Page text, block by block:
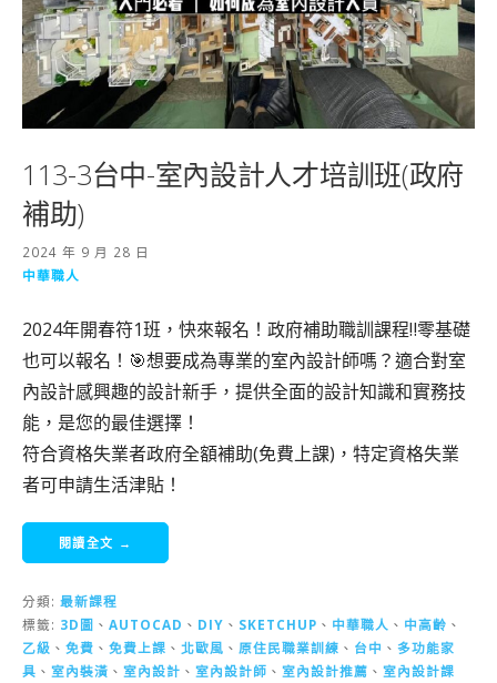
113-3台中-室內設計人才培訓班(政府
補助)
2024 年 9 月 28 日
中華職人
2024年開春符1班，快來報名！政府補助職訓課程‼️零基礎
也可以報名！🎯想要成為專業的室內設計師嗎？適合對室
內設計感興趣的設計新手，提供全面的設計知識和實務技
能，是您的最佳選擇！
符合資格失業者政府全額補助(免費上課)，特定資格失業
者可申請生活津貼！
閱讀全文 →
分類: 最新課程
標籤: 3D圖 、 AUTOCAD 、 DIY 、 SKETCHUP 、 中華職人 、 中高齡 、
乙級 、 免費 、 免費上課 、 北歐風 、 原住民職業訓練 、 台中 、 多功能家
具 、 室內裝潢 、 室內設計 、 室內設計師 、 室內設計推薦 、 室內設計課